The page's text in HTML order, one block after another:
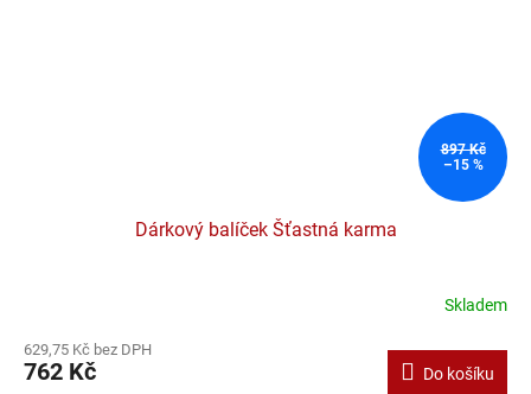
897 Kč
–15 %
Dárkový balíček Šťastná karma
Skladem
629,75 Kč bez DPH
762 Kč Do košíku